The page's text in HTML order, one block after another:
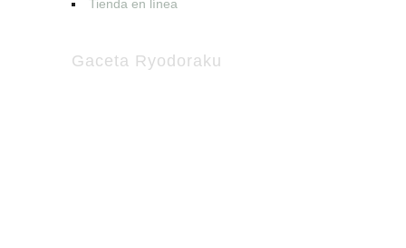
Tienda en línea
Gaceta Ryodoraku